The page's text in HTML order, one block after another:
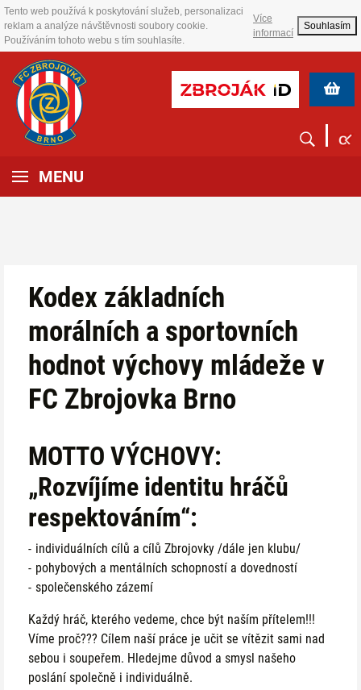
Tento web používá k poskytování služeb, personalizaci
reklam a analýze návštěvnosti soubory cookie.
Používáním tohoto webu s tím souhlasíte.
Více
informací
Souhlasím
MENU
Kodex základních
morálních a sportovních
hodnot výchovy mládeže v
FC Zbrojovka Brno
MOTTO VÝCHOVY:
„Rozvíjíme identitu hráčů
respektováním“:
individuálních cílů a cílů Zbrojovky /dále jen klubu/
pohybových a mentálních schopností a dovedností
společenského zázemí
Každý hráč, kterého vedeme, chce být naším přítelem!!!
Víme proč??? Cílem naší práce je učit se vítězit sami nad
sebou i soupeřem. Hledejme důvod a smysl našeho
poslání společně i individuálně.